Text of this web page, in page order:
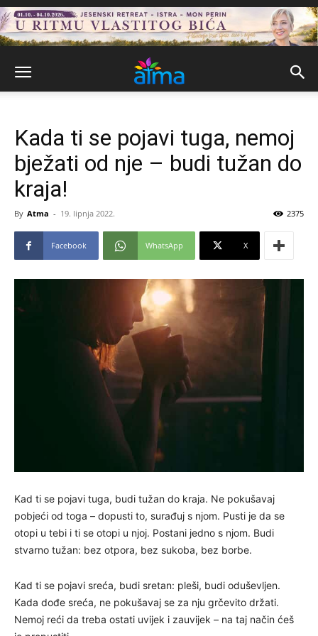
Kada ti se pojavi tuga, nemoj
bježati od nje – budi tužan do
kraja!
By Atma - 19. lipnja 2022. 2375
Facebook WhatsApp X
Kad ti se pojavi tuga, budi tužan do kraja. Ne pokušavaj
pobjeći od toga – dopusti to, surađuj s njom. Pusti je da se
otopi u tebi i ti se otopi u njoj. Postani jedno s njom. Budi
stvarno tužan: bez otpora, bez sukoba, bez borbe.
Kad ti se pojavi sreća, budi sretan: pleši, budi oduševljen.
Kada dođe sreća, ne pokušavaj se za nju grčevito držati.
Nemoj reći da treba ostati uvijek i zauvijek – na taj način ćeš